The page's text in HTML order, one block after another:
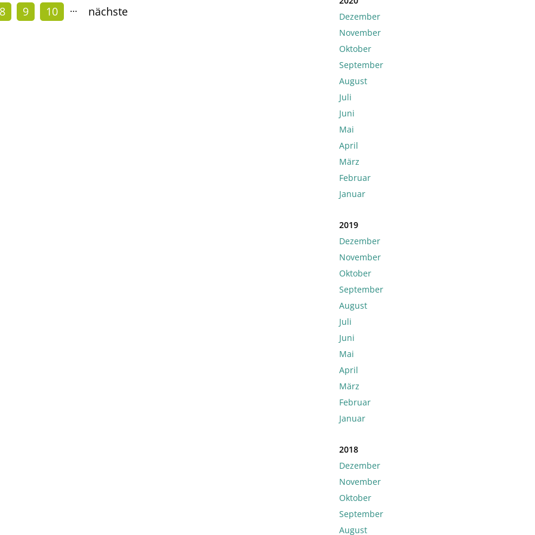
8 9 10 … nächste
Dezember
November
Oktober
September
August
Juli
Juni
Mai
April
März
Februar
Januar
2019
Dezember
November
Oktober
September
August
Juli
Juni
Mai
April
März
Februar
Januar
2018
Dezember
November
Oktober
September
August